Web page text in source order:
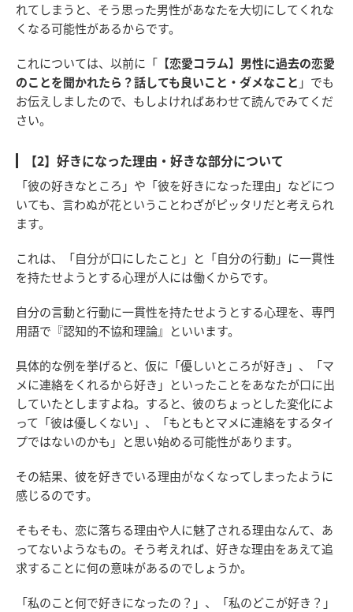
れてしまうと、そう思った男性があなたを大切にしてくれな
くなる可能性があるからです。
これについては、以前に「 【恋愛コラム】男性に過去の恋愛
のことを聞かれたら？話しても良いこと・ダメなこと 」でも
お伝えしましたので、もしよければあわせて読んでみてくだ
さい。
【2】好きになった理由・好きな部分について
「彼の好きなところ」や「彼を好きになった理由」などにつ
いても、言わぬが花ということわざがピッタリだと考えられ
ます。
これは、「自分が口にしたこと」と「自分の行動」に一貫性
を持たせようとする心理が人には働くからです。
自分の言動と行動に一貫性を持たせようとする心理を、専門
用語で『認知的不協和理論』といいます。
具体的な例を挙げると、仮に「優しいところが好き」、「マ
メに連絡をくれるから好き」といったことをあなたが口に出
していたとしますよね。すると、彼のちょっとした変化によ
って「彼は優しくない」、「もともとマメに連絡をするタイ
プではないのかも」と思い始める可能性があります。
その結果、彼を好きでいる理由がなくなってしまったように
感じるのです。
そもそも、恋に落ちる理由や人に魅了される理由なんて、あ
ってないようなもの。そう考えれば、好きな理由をあえて追
求することに何の意味があるのでしょうか。
「私のこと何で好きになったの？」、「私のどこが好き？」